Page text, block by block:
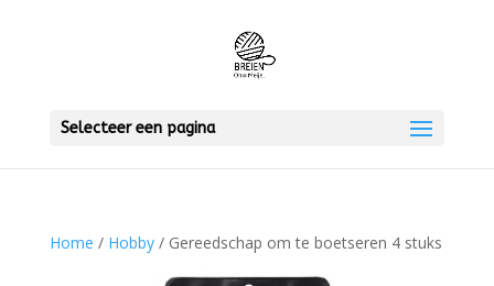
Selecteer een pagina
Home / Hobby/ Gereedschap om te boetseren 4 stuks